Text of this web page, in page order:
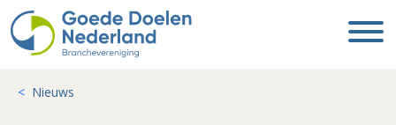
Nieuws